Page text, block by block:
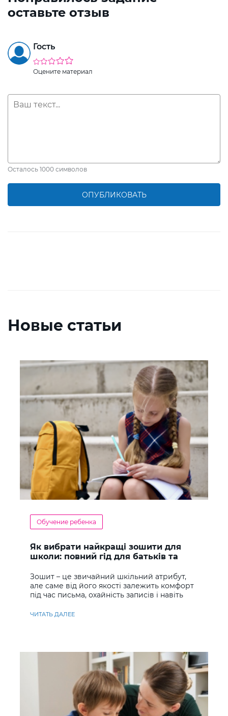
оставьте отзыв
Гость
Оцените материал
Осталось 1000 символов
ОПУБЛИКОВАТЬ
Новые статьи
Обучение ребенка
Як вибрати найкращі зошити для
школи: повний гід для батьків та
Зошит – це звичайний шкільний атрибут,
але саме від його якості залежить комфорт
під час письма, охайність записів і навіть
ЧИТАТЬ ДАЛЕЕ